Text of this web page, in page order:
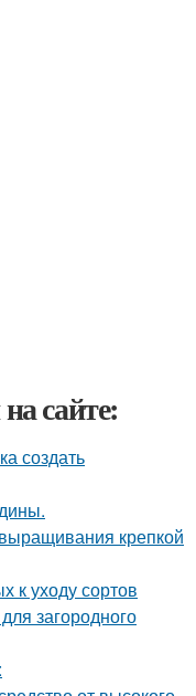
сайте:
создать
крепкой
к уходу сортов
загородного